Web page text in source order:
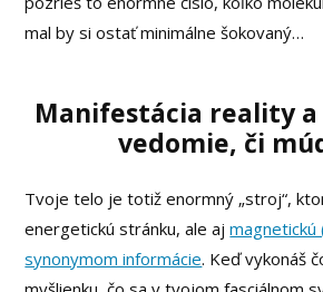
mal by si ostať minimálne šokovaný…
Manifestácia reality
vedomie, či
Tvoje telo je totiž enormný „stroj“,
energetickú stránku, ale ajmagnetickú
synonymom informácie. Keď vykonáš